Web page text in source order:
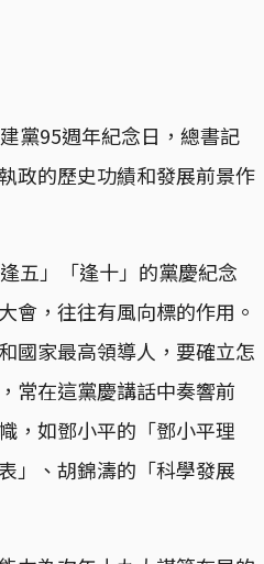
黨95週年紀念日，總書記
政的歷史功績和發展前景作
五」「逢十」的黨慶紀念
會，往往有風向標的作用。
國家最高領導人，要確立怎
常在這黨慶講話中奏響前
，如鄧小平的「鄧小平理
」、胡錦濤的「科學發展